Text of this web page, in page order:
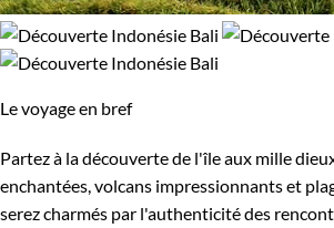
Le voyage en bref
Partez à la découverte de l'île aux mille
enchantées, volcans impressionnants et
serez charmés par l'authenticité des